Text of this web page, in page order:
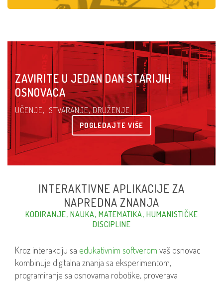
ZAVIRITE U JEDAN DAN STARIJIH
OSNOVACA
UČENJE, STVARANJE, DRUŽENJE
POGLEDAJTE VIŠE
INTERAKTIVNE APLIKACIJE ZA
NAPREDNA ZNANJA
KODIRANJE, NAUKA, MATEMATIKA, HUMANISTIČKE
DISCIPLINE
Kroz interakciju sa edukativnim softverom vaš osnovac
kombinuje digitalna znanja sa eksperimentom,
programiranje sa osnovama robotike, proverava